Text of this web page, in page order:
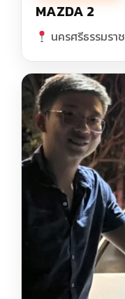
MAZDA 2
นครศรีธรรมราช